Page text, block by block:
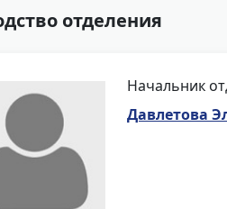
отделения
Начальник
Давлетова